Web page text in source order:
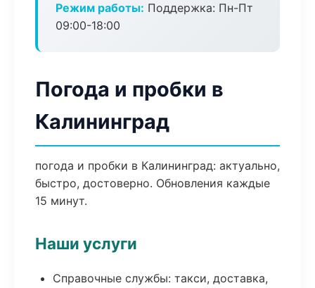
Режим работы: Поддержка: Пн-Пт
09:00-18:00
Погода и пробки в
Калининград
погода и пробки в Калининград: актуально,
быстро, достоверно. Обновления каждые
15 минут.
Наши услуги
Справочные службы: такси, доставка,